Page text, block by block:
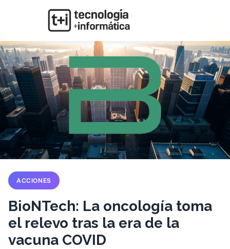
ACCIONES
BioNTech: La oncología toma
el relevo tras la era de la
vacuna COVID